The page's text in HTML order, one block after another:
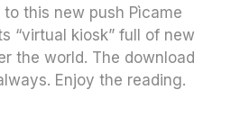
this new push Pìcame
“virtual kiosk” full of new
the world. The download
Enjoy the reading.